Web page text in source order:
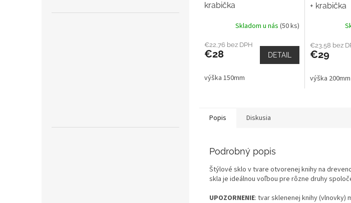
krabička
Skladom u nás (50 ks)
€22,76 bez DPH
€28 DETAIL
výška 150mm
+ krabička
€23,58 bez
€29
výška 200mm
Popis Diskusia
Podrobný popis
Štýlové sklo v tvare otvorenej knihy na
skla je ideálnou voľbou pre rôzne druhy
UPOZORNENIE: tvar sklenenej knihy